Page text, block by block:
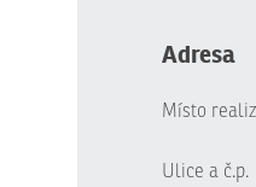
Adresa
Místo
Ulice a č.p.